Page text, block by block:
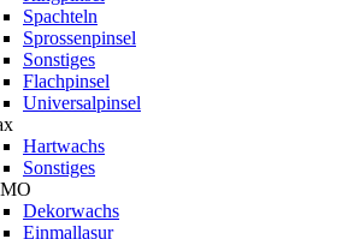
Spachteln
Sprossenpinsel
Sonstiges
Flachpinsel
Universalpinsel
Hartwachs
Sonstiges
Dekorwachs
Einmallasur